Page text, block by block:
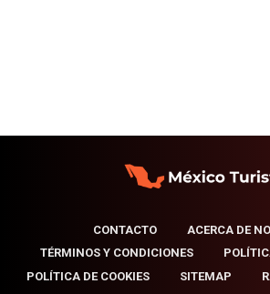
CONTACTO
ACERCA DE
TÉRMINOS Y CONDICIONES
POLÍTICA DE COOKIES
SITEMAP